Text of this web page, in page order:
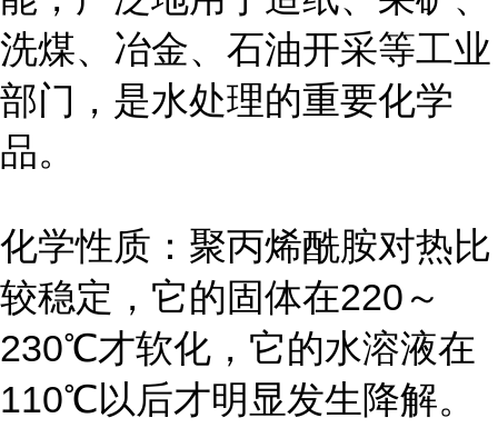
洗煤、冶金、石油开采等工业
部门，是水处理的重要化学
品。
化学性质：聚丙烯酰胺对热比
较稳定，它的固体在220～
230℃才软化，它的水溶液在
110℃以后才明显发生降解。